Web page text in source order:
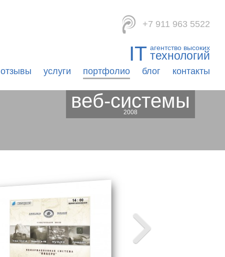
+7 911 963 5522
IT агентство высоких
технологий
отзывы услуги портфолио блог контакты
веб-системы
2008